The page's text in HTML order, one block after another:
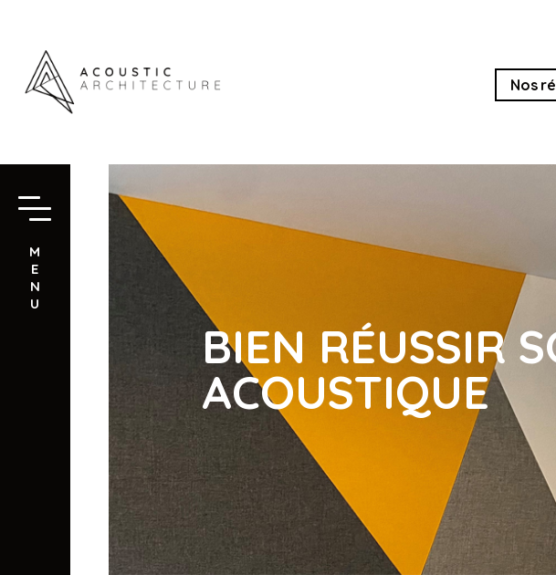
Nos
M
E
N
U
BIEN RÉUSSIR
ACOUSTIQUE